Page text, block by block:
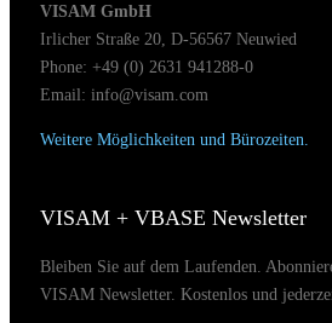
VISAM GmbH
Irlicher Straße 20, D-56567 Neuwied
Phone: +49 (0) 2631 941288-0
Email: info@visam.com
Weitere Möglichkeiten und Bürozeiten.
VISAM + VBASE Newsletter
Bleiben Sie auf dem Laufenden.
VISAM Newsletter. Kostenlos und